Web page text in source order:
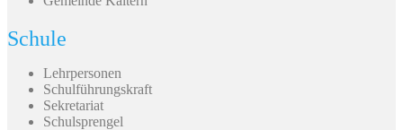
Schule
Lehrpersonen
Schulführungskraft
Sekretariat
Schulsprengel